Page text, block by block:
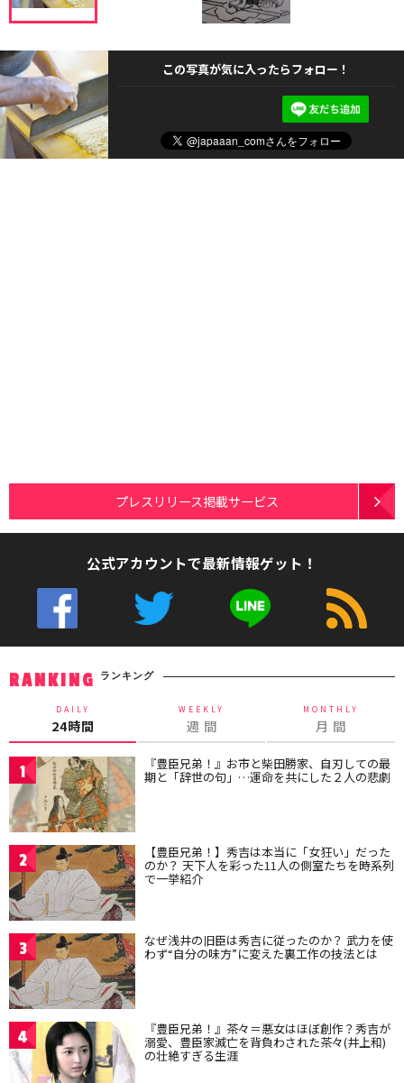
この写真が気に入ったらフォロー！
プレスリリース掲載サービス
公式アカウントで最新情報ゲット！
RANKING ランキング
DAILY
24時間
WEEKLY
週 間
MONTHLY
月 間
1 『豊臣兄弟！』お市と柴田勝家、自刃しての最
期と「辞世の句」…運命を共にした２人の悲劇
2 【豊臣兄弟！】秀吉は本当に「女狂い」だった
のか？ 天下人を彩った11人の側室たちを時系列
で一挙紹介
3 なぜ浅井の旧臣は秀吉に従ったのか？ 武力を使
わず“自分の味方”に変えた裏工作の技法とは
4 『豊臣兄弟！』茶々＝悪女はほぼ創作？秀吉が
溺愛、豊臣家滅亡を背負わされた茶々(井上和)
の壮絶すぎる生涯